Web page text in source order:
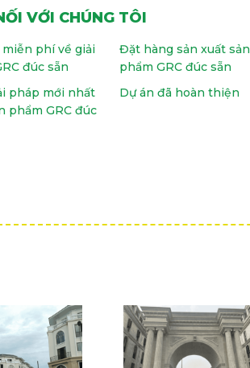
VỚI CHÚNG TÔI
miễn phí về giải
đúc sẵn
Đặt hàng sản xuất sản
phẩm GRC đúc sẵn
pháp mới nhất
phẩm GRC đúc
Dự án đã hoàn thiện